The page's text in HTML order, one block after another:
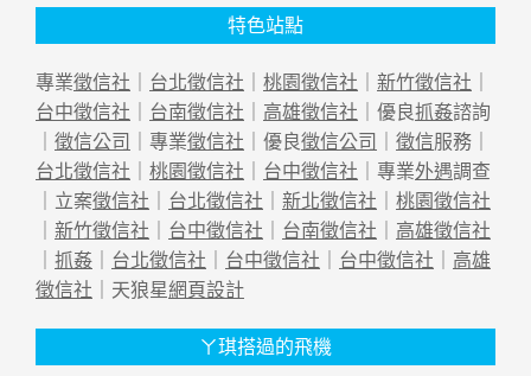
特色站點
專業徵信社 台北徵信社 桃園徵信社 新竹徵信社
台中徵信社
台南徵信社 高雄徵信社 ｜優良抓姦諮詢
徵信公司 ｜專業徵信社 ｜優良徵信公司 徵信服務｜
台北徵信社
桃園徵信社 台中徵信社 ｜專業外遇調查
｜立案徵信社 台北徵信社 新北徵信社
桃園徵信社
新竹徵信社 台中徵信社 台南徵信社
高雄徵信社
抓姦 台北徵信社 台中徵信社 台中徵信社
高雄
徵信社 ｜天狼星網頁設計
ㄚ琪搭過的飛機